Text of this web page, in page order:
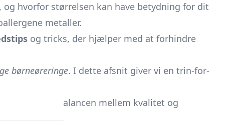
hvorfor størrelsen kan have betydning for dit
metaller.
og tricks, der hjælper med at forhindre
børneøreringe. I dette afsnit giver vi en trin-for-
at finde balancen mellem kvalitet og